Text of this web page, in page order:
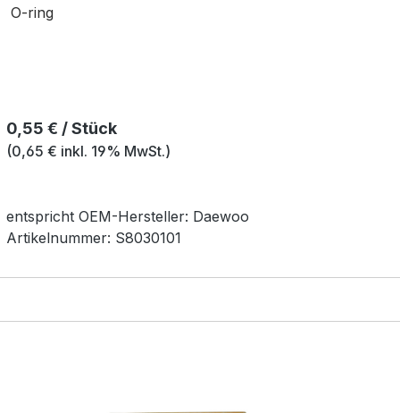
O-ring
Regulärer Preis:
0,55 € / Stück
(0,65 € inkl. 19% MwSt.)
entspricht OEM-Hersteller: Daewoo
Artikelnummer: S8030101